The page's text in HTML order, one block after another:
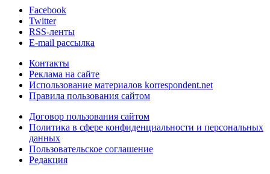
Facebook
Twitter
RSS-ленты
E-mail рассылка
Контакты
Реклама на сайте
Использование материалов korrespondent.net
Правила пользования сайтом
Договор пользования сайтом
Политика в сфере конфиденциальности и персональных
данных
Пользовательское соглашение
Редакция